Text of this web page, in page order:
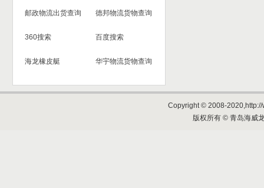
邮政物流出货查询 德邦物流货物查询
360搜索 百度搜索
海龙橡皮艇 华宇物流货物查询
Copyright © 2008-
版权所有 © 青岛海威